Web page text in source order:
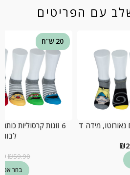
עם הפריטים
₪
20 ש"ח
6 זוגות קרסוליות
₪59.90
בחר